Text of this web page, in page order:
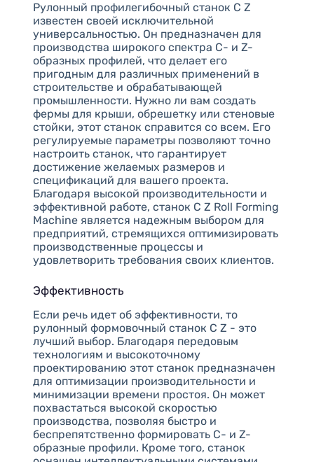
Рулонный профилегибочный станок C Z
известен своей исключительной
универсальностью. Он предназначен для
производства широкого спектра С- и Z-
образных профилей, что делает его
пригодным для различных применений в
строительстве и обрабатывающей
промышленности. Нужно ли вам создать
фермы для крыши, обрешетку или стеновые
стойки, этот станок справится со всем. Его
регулируемые параметры позволяют точно
настроить станок, что гарантирует
достижение желаемых размеров и
спецификаций для вашего проекта.
Благодаря высокой производительности и
эффективной работе, станок C Z Roll Forming
Machine является надежным выбором для
предприятий, стремящихся оптимизировать
производственные процессы и
удовлетворить требования своих клиентов.
Эффективность
Если речь идет об эффективности, то
рулонный формовочный станок C Z - это
лучший выбор. Благодаря передовым
технологиям и высокоточному
проектированию этот станок предназначен
для оптимизации производительности и
минимизации времени простоя. Он может
похвастаться высокой скоростью
производства, позволяя быстро и
беспрепятственно формировать С- и Z-
образные профили. Кроме того, станок